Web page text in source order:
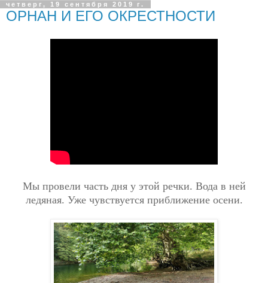
четверг, 19 сентября 2019 г.
ОРНАН И ЕГО ОКРЕСТНОСТИ
Мы провели часть дня у этой речки. Вода в ней
ледяная. Уже чувствуется приближение осени.